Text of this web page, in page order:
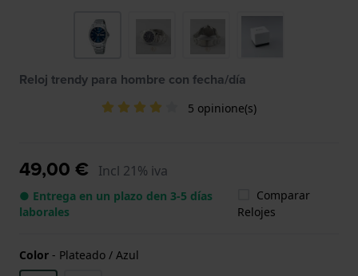
Reloj trendy para hombre con fecha/día
5 opinione(s)
49,00 € Incl 21% iva
● Entrega en un plazo den 3-5 días
laborales
Comparar
Relojes
Color - Plateado / Azul